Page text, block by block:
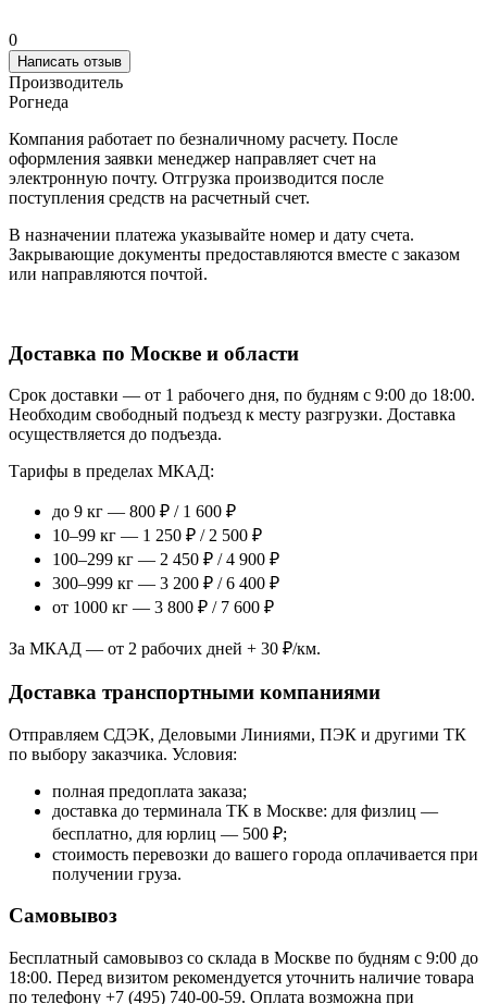
0
Написать отзыв
Производитель
Рогнеда
Компания работает по безналичному расчету. После
оформления заявки менеджер направляет счет на
электронную почту. Отгрузка производится после
поступления средств на расчетный счет.
В назначении платежа указывайте номер и дату счета.
Закрывающие документы предоставляются вместе с заказом
или направляются почтой.
Доставка по Москве и области
Срок доставки — от 1 рабочего дня, по будням с 9:00 до 18:00.
Необходим свободный подъезд к месту разгрузки. Доставка
осуществляется до подъезда.
Тарифы в пределах МКАД:
до 9 кг — 800 ₽ / 1 600 ₽
10–99 кг — 1 250 ₽ / 2 500 ₽
100–299 кг — 2 450 ₽ / 4 900 ₽
300–999 кг — 3 200 ₽ / 6 400 ₽
от 1000 кг — 3 800 ₽ / 7 600 ₽
За МКАД — от 2 рабочих дней + 30 ₽/км.
Доставка транспортными компаниями
Отправляем СДЭК, Деловыми Линиями, ПЭК и другими ТК
по выбору заказчика. Условия:
полная предоплата заказа;
доставка до терминала ТК в Москве: для физлиц —
бесплатно, для юрлиц — 500 ₽;
стоимость перевозки до вашего города оплачивается при
получении груза.
Самовывоз
Бесплатный самовывоз со склада в Москве по будням с 9:00 до
18:00. Перед визитом рекомендуется уточнить наличие товара
по телефону +7 (495) 740-00-59. Оплата возможна при